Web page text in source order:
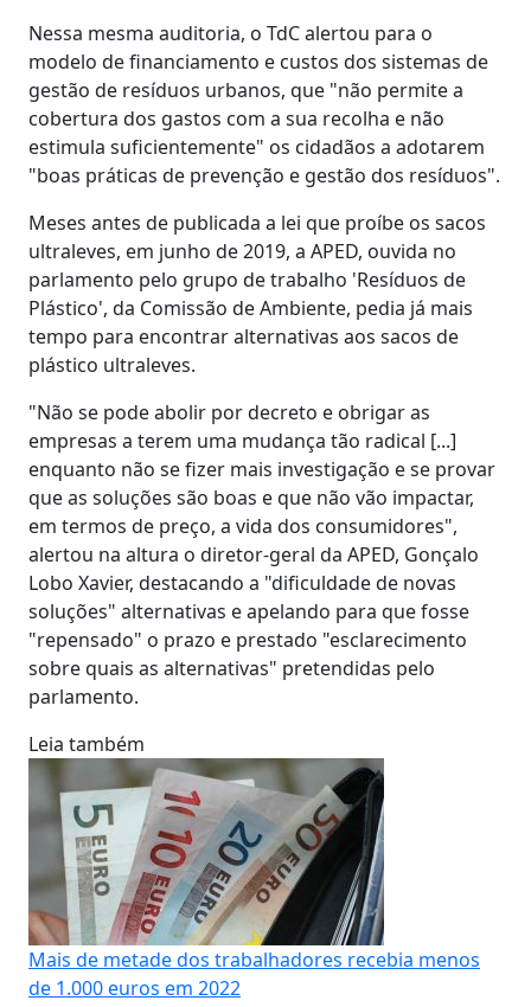
Nessa mesma auditoria, o TdC alertou para o
modelo de financiamento e custos dos sistemas de
gestão de resíduos urbanos, que "não permite a
cobertura dos gastos com a sua recolha e não
estimula suficientemente" os cidadãos a adotarem
"boas práticas de prevenção e gestão dos resíduos".
Meses antes de publicada a lei que proíbe os sacos
ultraleves, em junho de 2019, a APED, ouvida no
parlamento pelo grupo de trabalho 'Resíduos de
Plástico', da Comissão de Ambiente, pedia já mais
tempo para encontrar alternativas aos sacos de
plástico ultraleves.
"Não se pode abolir por decreto e obrigar as
empresas a terem uma mudança tão radical [...]
enquanto não se fizer mais investigação e se provar
que as soluções são boas e que não vão impactar,
em termos de preço, a vida dos consumidores",
alertou na altura o diretor-geral da APED, Gonçalo
Lobo Xavier, destacando a "dificuldade de novas
soluções" alternativas e apelando para que fosse
"repensado" o prazo e prestado "esclarecimento
sobre quais as alternativas" pretendidas pelo
parlamento.
Leia também
Mais de metade dos trabalhadores recebia menos
de 1.000 euros em 2022